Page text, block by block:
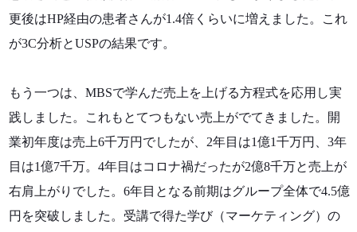
更後はHP経由の患者さんが1.4倍くらいに増えました。これ
が3C分析とUSPの結果です。
もう一つは、MBSで学んだ売上を上げる方程式を応用し実
践しました。これもとてつもない売上がでてきました。開
業初年度は売上6千万円でしたが、2年目は1億1千万円、3年
目は1億7千万。4年目はコロナ禍だったが2億8千万と売上が
右肩上がりでした。6年目となる前期はグループ全体で4.5億
円を突破しました。受講で得た学び（マーケティング）の